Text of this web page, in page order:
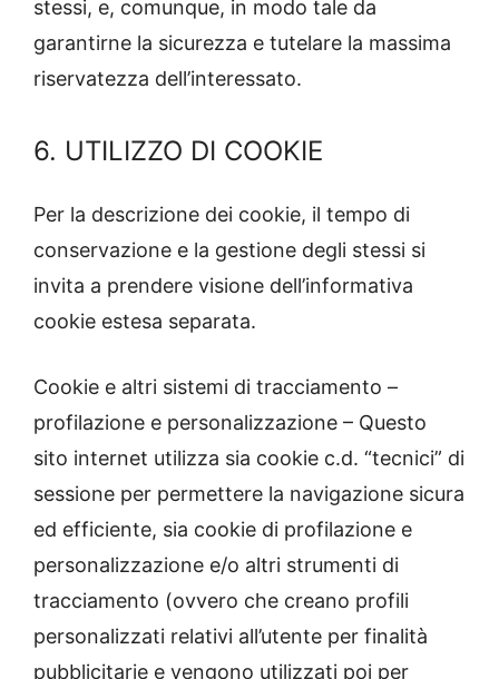
stessi, e, comunque, in modo tale da
garantirne la sicurezza e tutelare la massima
riservatezza dell’interessato.
6. UTILIZZO DI COOKIE
Per la descrizione dei cookie, il tempo di
conservazione e la gestione degli stessi si
invita a prendere visione dell’informativa
cookie estesa separata.
Cookie e altri sistemi di tracciamento –
profilazione e personalizzazione – Questo
sito internet utilizza sia cookie c.d. “tecnici” di
sessione per permettere la navigazione sicura
ed efficiente, sia cookie di profilazione e
personalizzazione e/o altri strumenti di
tracciamento (ovvero che creano profili
personalizzati relativi all’utente per finalità
pubblicitarie e vengono utilizzati poi per